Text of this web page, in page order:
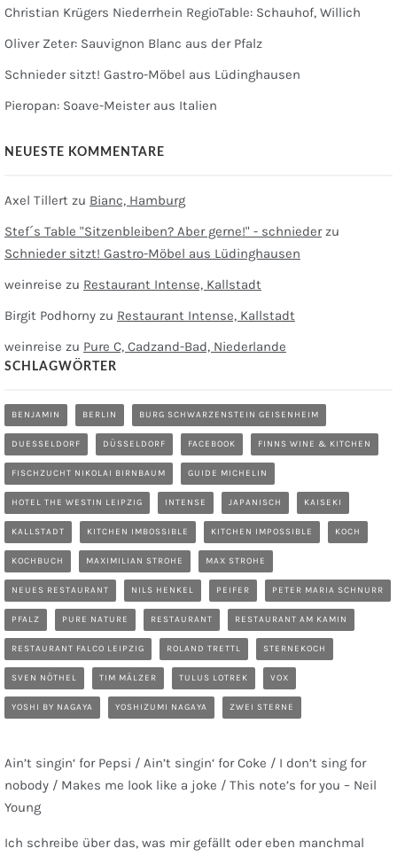
Christian Krügers Niederrhein RegioTable: Schauhof, Willich
Oliver Zeter: Sauvignon Blanc aus der Pfalz
Schnieder sitzt! Gastro-Möbel aus Lüdinghausen
Pieropan: Soave-Meister aus Italien
NEUESTE KOMMENTARE
Axel Tillert zu Bianc, Hamburg
Stef´s Table "Sitzenbleiben? Aber gerne!" - schniederzu
Schnieder sitzt! Gastro-Möbel aus Lüdinghausen
weinreise zu Restaurant Intense, Kallstadt
Birgit Podhorny zu Restaurant Intense, Kallstadt
weinreise zu Pure C, Cadzand-Bad, Niederlande
SCHLAGWÖRTER
BENJAMIN BERLIN BURG SCHWARZENSTEIN GEISENHEIM
DUESSELDORF DÜSSELDORF FACEBOOK FINNS WINE & KITCHEN
FISCHZUCHT NIKOLAI BIRNBAUM GUIDE MICHELIN
HOTEL THE WESTIN LEIPZIG INTENSE JAPANISCH KAISEKI
KALLSTADT KITCHEN IMBOSSIBLE KITCHEN IMPOSSIBLE KOCH
KOCHBUCH MAXIMILIAN STROHE MAX STROHE
NEUES RESTAURANT NILS HENKEL PEIFER PETER MARIA SCHNURR
PFALZ PURE NATURE RESTAURANT RESTAURANT AM KAMIN
RESTAURANT FALCO LEIPZIG ROLAND TRETTL STERNEKOCH
SVEN NÖTHEL TIM MÄLZER TULUS LOTREK VOX
YOSHI BY NAGAYA YOSHIZUMI NAGAYA ZWEI STERNE
Ain’t singin‘ for Pepsi / Ain’t singin‘ for Coke / I don’t sing for
nobody / Makes me look like a joke / This note’s for you – Neil
Young
Ich schreibe über das, was mir gefällt oder eben manchmal